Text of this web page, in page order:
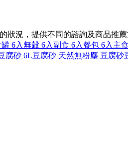
狀況，提供不同的諮詢及商品推
6入無穀 6入副食 6入餐包 6入主
腐砂 6L豆腐砂 天然無粉塵 豆腐砂